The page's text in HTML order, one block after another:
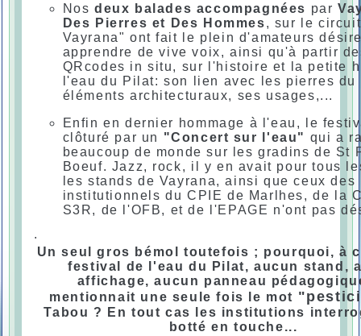
Nos deux balades accompagnées par
Des Pierres et Des Hommes, sur le
Vayrana" ont fait le plein d'amateurs
apprendre de vive voix, ainsi qu'à partir
QRcodes in situ, sur l'histoire et la petite
l'eau du Pilat: son lien avec les pierres du
éléments architecturaux, ses usages,...
Enfin en dernier hommage à l'eau, le
clôturé par un "Concert sur l'eau" qui a
beaucoup de monde sur les gradins de St
Boeuf. Jazz, rock, il y en avait pour tous
les stands de Vayrana, ainsi que ceux des
institutionnels du CPIE de Marlhes, de la
S3R, de l'OFB, et de l'EPAGE n'ont pas
.
Un seul gros bémol toutefois ; pourquoi, à
festival de l'eau du Pilat, aucun stand,
affichage, aucun panneau
mentionnait une seule fois le mot
Tabou ? En tout cas les institutions
botté en touche...